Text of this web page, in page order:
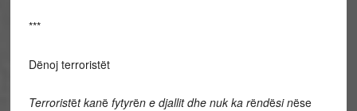
***
Dënoj terroristët
Terroristët kanëfytyrën e djallit dhe nuk ka rëndësi nëse